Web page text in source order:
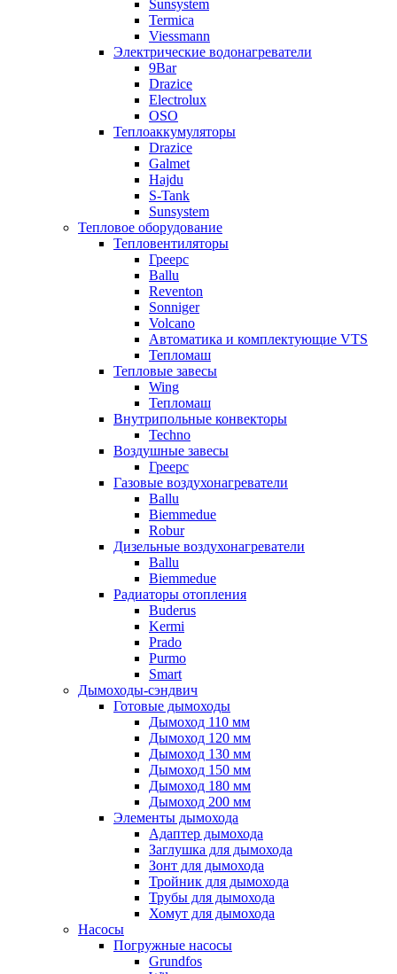
Sunsystem
Termica
Viessmann
Электрические водонагреватели
9Bar
Drazice
Electrolux
OSO
Теплоаккумуляторы
Drazice
Galmet
Hajdu
S-Tank
Sunsystem
Тепловое оборудование
Тепловентиляторы
Греерс
Ballu
Reventon
Sonniger
Volcano
Автоматика и комплектующие VTS
Тепломаш
Тепловые завесы
Wing
Тепломаш
Внутрипольные конвекторы
Techno
Воздушные завесы
Греерс
Газовые воздухонагреватели
Ballu
Biemmedue
Robur
Дизельные воздухонагреватели
Ballu
Biemmedue
Радиаторы отопления
Buderus
Kermi
Prado
Purmo
Smart
Дымоходы-сэндвич
Готовые дымоходы
Дымоход 110 мм
Дымоход 120 мм
Дымоход 130 мм
Дымоход 150 мм
Дымоход 180 мм
Дымоход 200 мм
Элементы дымохода
Адаптер дымохода
Заглушка для дымохода
Зонт для дымохода
Тройник для дымохода
Трубы для дымохода
Хомут для дымохода
Насосы
Погружные насосы
Grundfos